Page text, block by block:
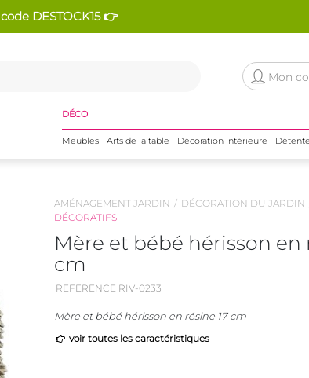
DESTOCK15 👉
Mon
DÉCO
Meubles Arts de la table Décoration intérieure
AMÉNAGEMENT JARDIN DÉCORATION DU JARDIN
DÉCORATIFS
Mère et bébé hérisson en
cm
REFERENCE RIV-0233
Mère et bébé hérisson en résine 17 cm
voir toutes les caractéristiques